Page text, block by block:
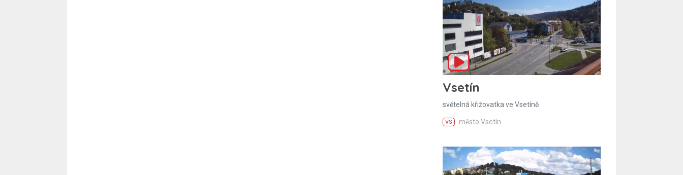
Vsetín
světelná křižovatka ve Vsetíně
VS město Vsetín